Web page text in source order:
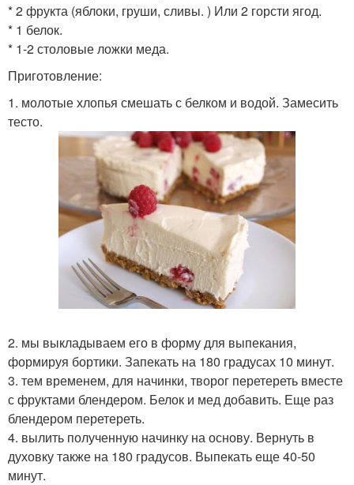
* 2 фрукта (яблоки, груши, сливы. ) Или 2 горсти ягод.
* 1 белок.
* 1-2 столовые ложки меда.
Приготовление:
1. молотые хлопья смешать с белком и водой. Замесить
тесто.
2. мы выкладываем его в форму для выпекания,
формируя бортики. Запекать на 180 градусах 10 минут.
3. тем временем, для начинки, творог перетереть вместе
с фруктами блендером. Белок и мед добавить. Еще раз
блендером перетереть.
4. вылить полученную начинку на основу. Вернуть в
духовку также на 180 градусов. Выпекать еще 40-50
минут.